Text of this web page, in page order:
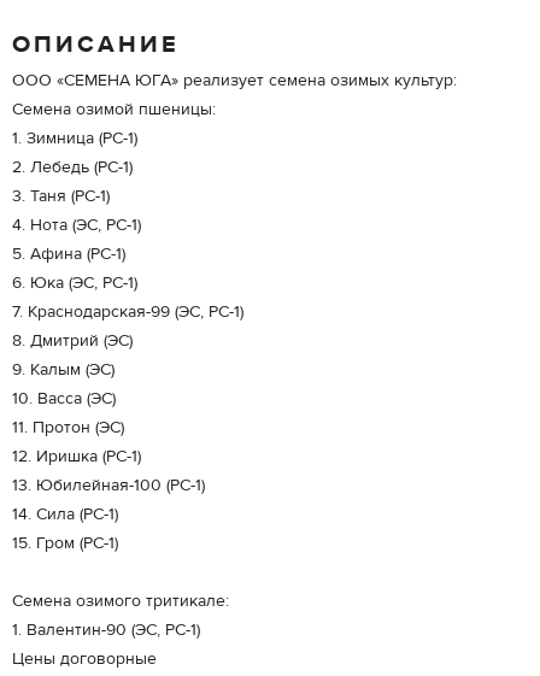
ОПИСАНИЕ
ООО «СЕМЕНА ЮГА» реализует семена озимых культур:
Семена озимой пшеницы:
1. Зимница (РС-1)
2. Лебедь (РС-1)
3. Таня (РС-1)
4. Нота (ЭС, РС-1)
5. Афина (РС-1)
6. Юка (ЭС, РС-1)
7. Краснодарская-99 (ЭС, РС-1)
8. Дмитрий (ЭС)
9. Калым (ЭС)
10. Васса (ЭС)
11. Протон (ЭС)
12. Иришка (РС-1)
13. Юбилейная-100 (РС-1)
14. Сила (РС-1)
15. Гром (РС-1)
Семена озимого тритикале:
1. Валентин-90 (ЭС, РС-1)
Цены договорные